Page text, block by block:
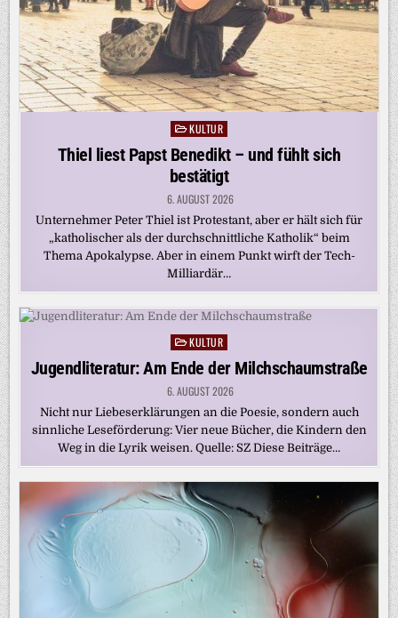
Posted
in
KULTUR
Thiel liest Papst Benedikt – und fühlt sich
bestätigt
6. AUGUST 2026
Unternehmer Peter Thiel ist Protestant, aber er hält sich für
„katholischer als der durchschnittliche Katholik“ beim
Thema Apokalypse. Aber in einem Punkt wirft der Tech-
Milliardär…
Posted
in
KULTUR
Jugendliteratur: Am Ende der Milchschaumstraße
6. AUGUST 2026
Nicht nur Liebeserklärungen an die Poesie, sondern auch
sinnliche Leseförderung: Vier neue Bücher, die Kindern den
Weg in die Lyrik weisen. Quelle: SZ Diese Beiträge…